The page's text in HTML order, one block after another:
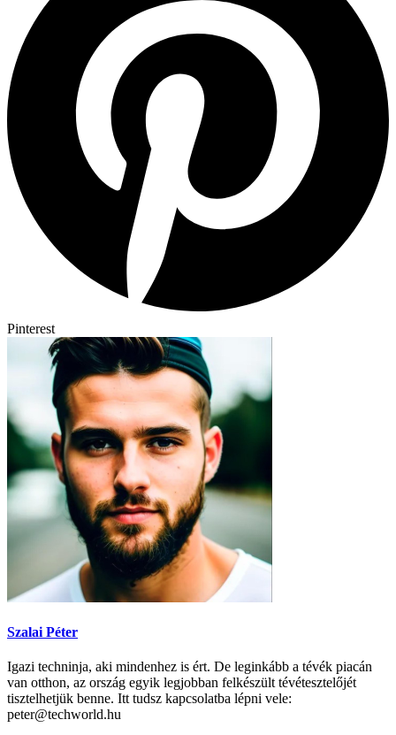
Pinterest
Szalai Péter
Igazi techninja, aki mindenhez is ért. De leginkább a tévék piacán
van otthon, az ország egyik legjobban felkészült tévétesztelőjét
tisztelhetjük benne. Itt tudsz kapcsolatba lépni vele:
peter@techworld.hu